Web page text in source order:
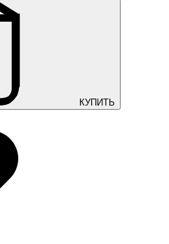
КУПИТЬ